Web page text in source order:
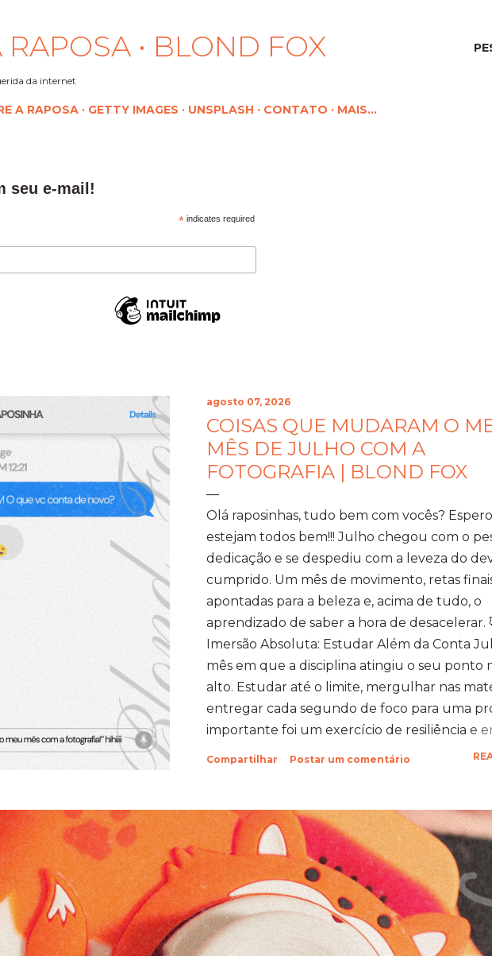
• BLOND FOX
da internet
A RAPOSA GETTY IMAGES UNSPLASH CONTATO MAIS…
seu e-mail!
*indicates required
agosto 07, 2026
COISAS QUE MUDARAM O
MÊS DE JULHO COM A
FOTOGRAFIA | BLOND FOX
Olá raposinhas, tudo bem com vocês?
estejam todos bem!!! Julho chegou com o
dedicação e se despediu com a leveza do
cumprido. Um mês de movimento, retas
apontadas para a beleza e, acima de tudo, o
aprendizado de saber a hora de desacelerar.
Imersão Absoluta: Estudar Além da Conta
mês em que a disciplina atingiu o seu ponto
alto. Estudar até o limite, mergulhar nas
entregar cada segundo de foco para uma
importante foi um exercício de resiliência e
Aprendi que quando a gente se
sabia que tinha. Foi exaustivo, mas foi a prova
concreta da minha própria força. 🦊 A
Holambra: O Cenário do Desafio ​Trocar de ar
fazer a prova em Holambra transformou o
compromisso em uma experiência
cidade das flores, com sua arquitetura, suas
suas estra...
Compartilhar Postar um comentário